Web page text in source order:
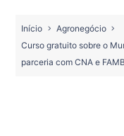
Início
Agronegócio
Curso gratuito sobre o
parceria com CNA e